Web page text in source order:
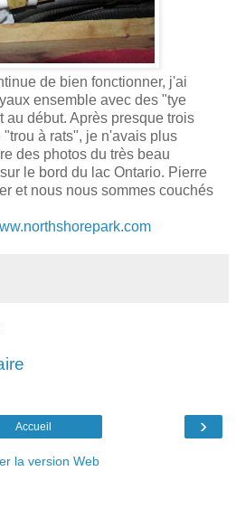
de bien fonctionner, j'ai
ensemble avec des "tye
au début. Après presque trois
à rats", je n'avais plus
des photos du très beau
le bord du lac Ontario. Pierre
et nous nous sommes couchés
›
Accueil
la version Web